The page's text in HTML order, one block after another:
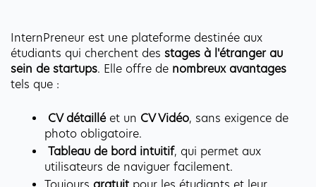
InternPreneur est une plateforme destinée aux
étudiants qui cherchent des stages à l'étranger au
sein de startups. Elle offre de nombreux avantages
tels que :
CV détaillé et un CV Vidéo, sans exigence de
photo obligatoire.
Tableau de bord intuitif, qui permet aux
utilisateurs de naviguer facilement.